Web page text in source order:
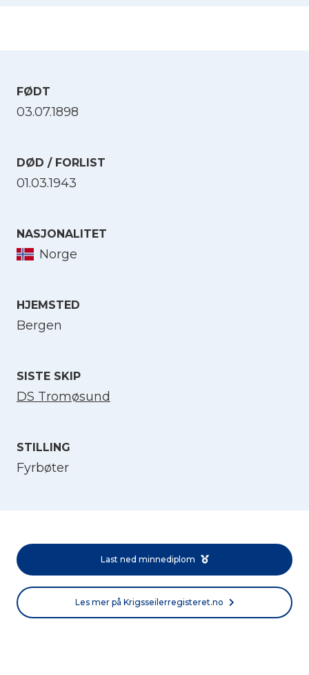
FØDT
03.07.1898
DØD / FORLIST
01.03.1943
NASJONALITET
Norge
HJEMSTED
Bergen
SISTE SKIP
DS Tromøsund
STILLING
Fyrbøter
Last ned minnediplom
Les mer på Krigsseilerregisteret.no
English
Norsk bokmål